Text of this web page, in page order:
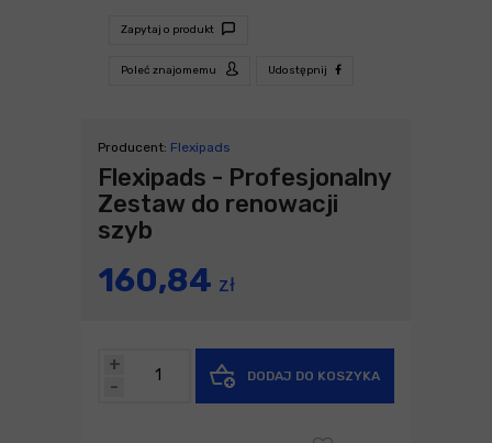
Zapytaj o produkt
Poleć znajomemu Udostępnij
Producent: Flexipads
Flexipads - Profesjonalny
Zestaw do renowacji
szyb
160,84 zł
-
+
DODAJ DO KOSZYKA